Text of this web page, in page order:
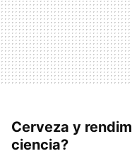
Cerveza y
ciencia?